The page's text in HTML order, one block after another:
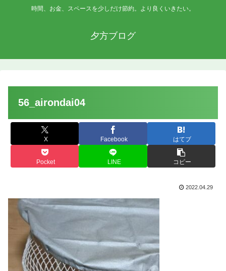
時間、お金、スペースを少しだけ節約。より良くいきたい。
夕方ブログ
56_airondai04
X Facebook はてブ
Pocket LINE コピー
2022.04.29